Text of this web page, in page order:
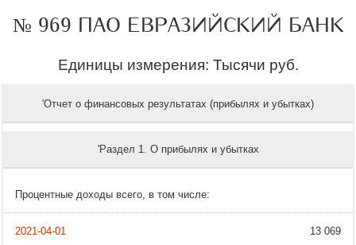
№ 969 ПАО ЕВРАЗИЙСКИЙ БАНК
Единицы измерения: Тысячи руб.
'Отчет о финансовых результатах (прибылях и убытках)
'Раздел 1. О прибылях и убытках
Процентные доходы всего, в том числе:
13 069